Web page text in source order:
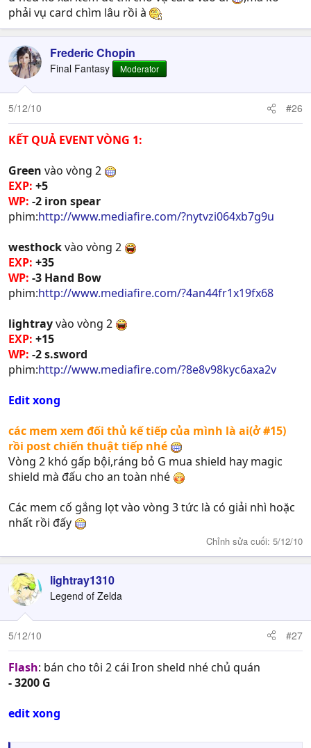
phải vụ card chìm lâu rồi à
Frederic Chopin
Final Fantasy Moderator
5/12/10 #26
KẾT QUẢ EVENT VÒNG 1:
Green vào vòng 2
EXP: +5
WP: -2 iron spear
phim:http://www.mediafire.com/?nytvzi064xb7g9u
westhockvào vòng 2
EXP: +35
WP: -3 Hand Bow
phim:http://www.mediafire.com/?4an44fr1x19fx68
lightrayvào vòng 2
EXP: +15
WP: -2 s.sword
phim:http://www.mediafire.com/?8e8v98kyc6axa2v
Edit xong
các mem xem đối thủ kế tiếp của mình là ai(ở #15)
rồi post chiến thuật tiếp nhé
Vòng 2 khó gấp bội,ráng bỏ G mua shield hay magic
shield mà đấu cho an toàn nhé
Các mem cố gắng lọt vào vòng 3 tức là có giải nhì hoặc
nhất rồi đấy
Chỉnh sửa cuối: 5/12/10
lightray1310
Legend of Zelda
5/12/10 #27
Flash: bán cho tôi 2 cái Iron sheld nhé chủ quán
- 3200 G
edit xong